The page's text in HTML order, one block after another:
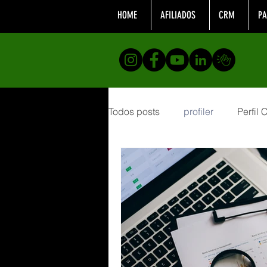
HOME AFILIADOS CRM
Todos posts profiler Perfil
Formação
desenvolvimento profissional
Telemarketing Realizações